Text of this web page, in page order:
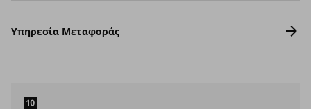
Υπηρεσία Μεταφοράς